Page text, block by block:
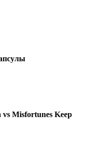
vs Misfortunes Keep